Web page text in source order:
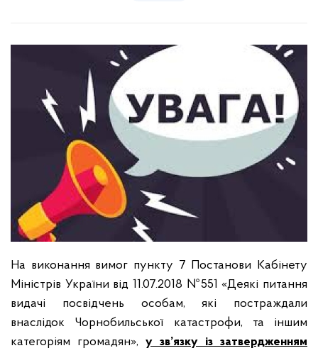
На виконання вимог пункту 7 Постанови Кабінету
Міністрів України від 11.07.2018 №551 «Деякі питання
видачі посвідчень особам, які постраждали
внаслідок Чорнобильської катастрофи, та іншим
категоріям громадян», у зв’язку із затвердженням